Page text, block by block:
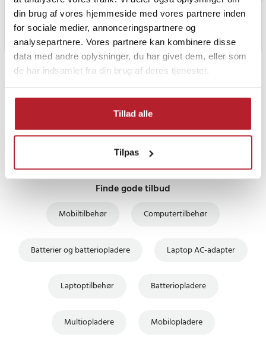
din brug af vores hjemmeside med vores partnere inden
for sociale medier, annonceringspartnere og
analysepartnere. Vores partnere kan kombinere disse
data med andre oplysninger, du har givet dem, eller som
de har indsamlet fra din brug af deres tjenester.
Tillad alle
Tilpas
PRISGARANTI
UDSALG
Finde gode tilbud
Mobiltilbehør Computertilbehør
Batterier og batteriopladere Laptop AC-adapter
Laptoptilbehør Batteriopladere
Multiopladere Mobilopladere